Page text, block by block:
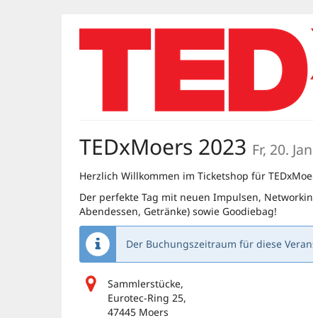
TEDxMoers 2023 Fr, 20.
Herzlich Willkommen im Ticketshop für
Der perfekte Tag mit neuen Impulsen,
Abendessen, Getränke) sowie Goodiebag!
Der Buchungszeitraum für diese
Sammlerstücke,
Eurotec-Ring 25,
47445 Moers